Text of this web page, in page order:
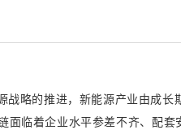
战略的推进，新能源产业由成长
面临着企业水平参差不齐、配